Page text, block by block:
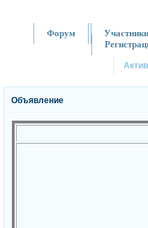
Форум Участники
Объявление